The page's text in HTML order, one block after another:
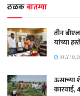
ठळकबातम्या
तीन
यांच्या
JULY 10,
ऊसाच्या
कारवाई,